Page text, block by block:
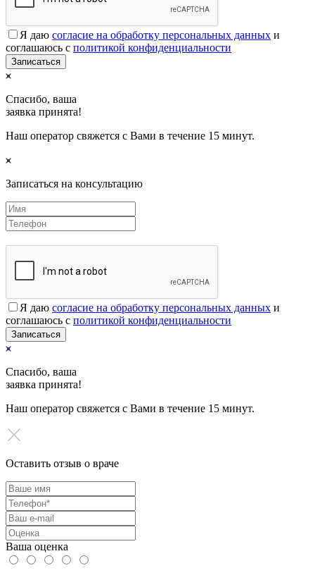
Я даю согласие на обработку персональных данных и
соглашаюсь с политикой конфиденциальности
Записаться
Спасибо, ваша
заявка принята!
Наш оператор свяжется с Вами в течение 15 минут.
Записаться на консультацию
Я даю согласие на обработку персональных данных и
соглашаюсь с политикой конфиденциальности
Записаться
Спасибо, ваша
заявка принята!
Наш оператор свяжется с Вами в течение 15 минут.
Оставить отзыв о враче
Ваша оценка